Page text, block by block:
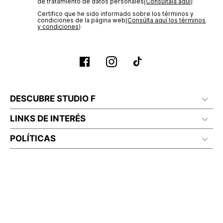
Certifico que he sido informado sobre los términos y
condiciones de la página web‎(Consúlta aquí los términos
y condiciones)
DESCUBRE STUDIO F
LINKS DE INTERÉS
POLÍTICAS